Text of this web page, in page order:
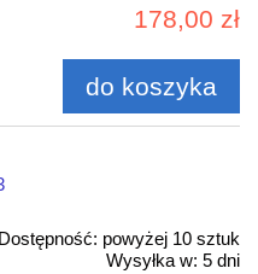
178,00 zł
do koszyka
Dostępność: powyżej 10 sztuk
Wysyłka w: 5 dni